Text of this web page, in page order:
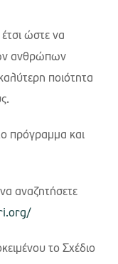
ώστε να
ανθρώπων
ποιότητα
πρόγραμμα και
αναζητήσετε
το Σχέδιο